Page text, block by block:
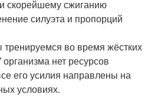
скорейшему сжиганию
силуэта и пропорций
тренируемся во время жёстких
нет ресурсов
его усилия направлены на
условиях.